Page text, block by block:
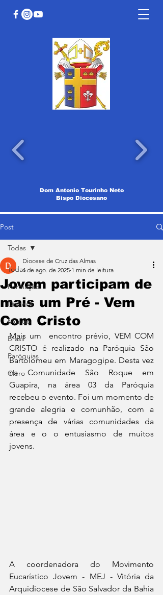
Dom Antonio Tourinho Neto
Bispo Diocesano
Post
Todas
Formação
Diocese
Mundo
Brasil
Paróquias
Clero
Todas
Jovem participam de
mais um Pré - Vem
Com Cristo
Diocese de Cruz das Almas
4 de ago. de 2025 1 min de leitura
Mais um  encontro prévio, VEM COM
CRISTO é realizado na Paróquia São
Bartolomeu em Maragogipe. Desta vez
na Comunidade São Roque em
Guapira, na área 03 da Paróquia
recebeu o evento. Foi um momento de
grande alegria e comunhão, com a
presença de várias comunidades da
área e o o entusiasmo de muitos
jovens.
A coordenadora do Movimento
Eucarístico Jovem - MEJ - Vitória da
Arquidiocese de São Salvador da Bahia